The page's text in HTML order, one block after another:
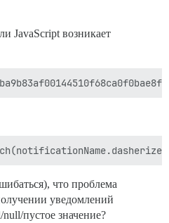
JavaScript возникает
что проблема
уведомлений
пустое значение?